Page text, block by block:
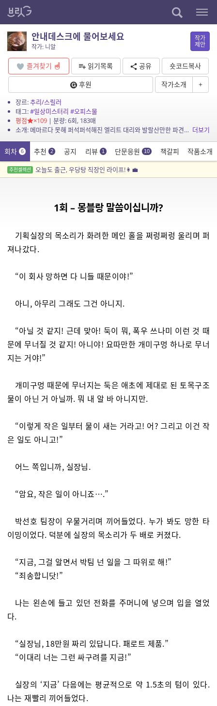
안내데스크에 물어보세요
작가: 니알
작가
제안
즐겨찾기 읽기목록 공유
숏코드복사
후원
작가소개 +
장르:추리/스릴러
태그:#일상미스터리 #오피스물
평점
×109| 분량: 6회, 183매
소개: 메마르다 못해 퍼석퍼석해진 엘리트 대리와 발랄산만한 파견직 리셉셔니스트 콤비의 오피스 일상 미스터리. 더보기
회차 6 추천 2 공지 리뷰 1 단문응원 10 책갈피 작품소개
추천셀렉션 오늘도 출근, 우당탕 직장인 라이프!👩‍💼
1회 – 몽블랑 말씀이십니까?
기획실장의 목소리가 화려한 메인 홀을 쩌렁쩌렁 울리며 퍼
져나갔다.
“이 회사 망하면 다 니들 때문이야!”
아니, 아무리 그래도 그건 아니지.
“아닐 것 같지! 근데 맞아! 둑이 뭐, 폭우 쓰나미 이런 것 때
문에 무너질 것 같지! 아니야! 요따만한 개미구멍 하나로 무너
지는 거야!”
개미구멍 때문에 무너지는 둑은 애초에 제대로 된 토목구조
물이 아닌 거 아닐까. 뭐 내 알 바 아니지만.
“이렇게 작은 일부터 물이 새는 거라고! 어? 그리고 이건 작
은 일도 아니고!”
어느 쪽입니까, 실장님.
“암요, 작은 일이 아니죠….”
박선호 팀장이 우물거리며 끼어들었다. 누가 봐도 망한 타
이밍이었다. 덕분에 실장의 목소리가 두 배로 커졌다.
“지금, 그걸 알면서 박팀 넌 일을 그 따위로 해!”
“죄송합니닷!”
나는 왼손에 들고 있던 전화를 주머니에 넣으며 입을 열었
다.
“실장님, 18만원 짜리 있답니다. 패로트 제품.”
“이대리 너는 그런 싸구려를 지금!”
실장의 ‘지금’ 다음에는 평균적으로 약 1.5초의 텀이 있다.
나는 재빨리 끼어들었다.